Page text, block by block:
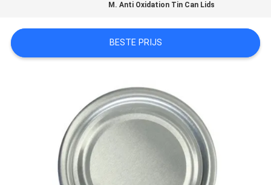
CITAAT
PRIVACYBELEID
M. Anti Oxidation Tin Can Lids
BESTE PRIJS